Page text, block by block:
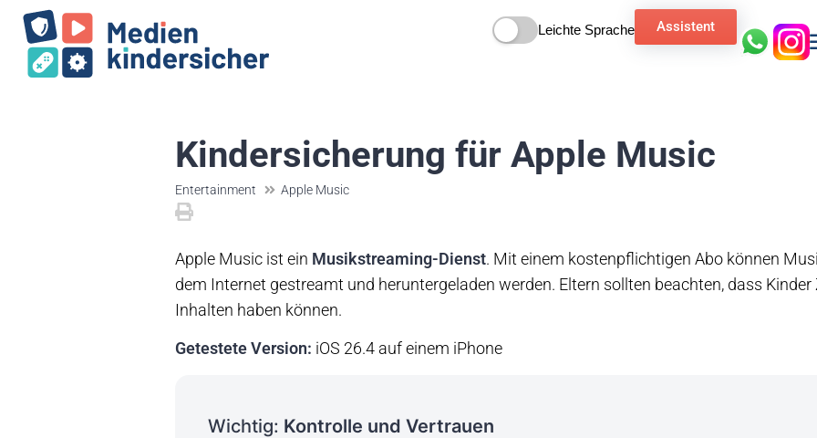
Leichte Sprache Assistent
Kindersicherung für Apple Music
Entertainment Apple Music
Apple Music ist ein Musikstreaming-Dienst. Mit einem kostenpflichtigen Abo können
dem Internet gestreamt und heruntergeladen werden. Eltern sollten beachten, dass
Inhalten haben können.
Getestete Version: iOS 26.4 auf einem iPhone
Wichtig: Kontrolle und Vertrauen